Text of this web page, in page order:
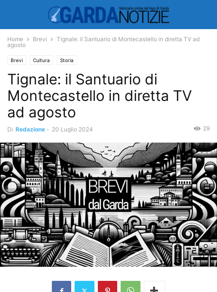
Home Brevi
Tignale: il Santuario di Montecastello in diretta TV ad
agosto
Brevi Cultura Storia
Tignale: il Santuario di
Montecastello in diretta TV
ad agosto
Di Redazione - 20 Luglio 2024 29